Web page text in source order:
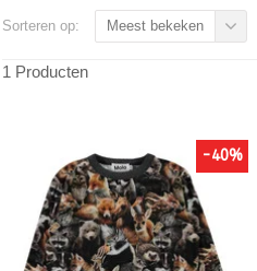
Sorteren op: Meest bekeken
1 Producten
-40%